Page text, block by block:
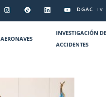
DGAC TV
AERONAVES
INVESTIGACIÓN DE
ACCIDENTES